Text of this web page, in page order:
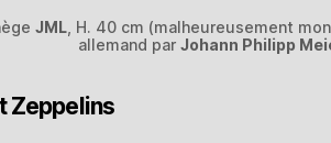
JML , H. 40 cm (malheureusement
allemand par Johann Philipp
Zeppelins